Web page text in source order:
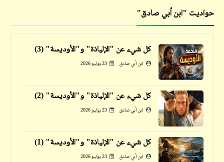
قصص_صور مشقلبة
مشقلبة | د. أحمد صادق
قصص_قصص عالمية
كهوف الموْتى
حواديت "ابن أبي صادق"
كل شيء عن "الإلياذة" و"الأوديسة" (3)
ابن أبي صادق 23 يوليو 2026
كل شيء عن "الإلياذة" و"الأوديسة" (2)
ابن أبي صادق 23 يوليو 2026
كل شيء عن "الإلياذة" و"الأوديسة" (1)
ابن أبي صادق 23 يوليو 2026